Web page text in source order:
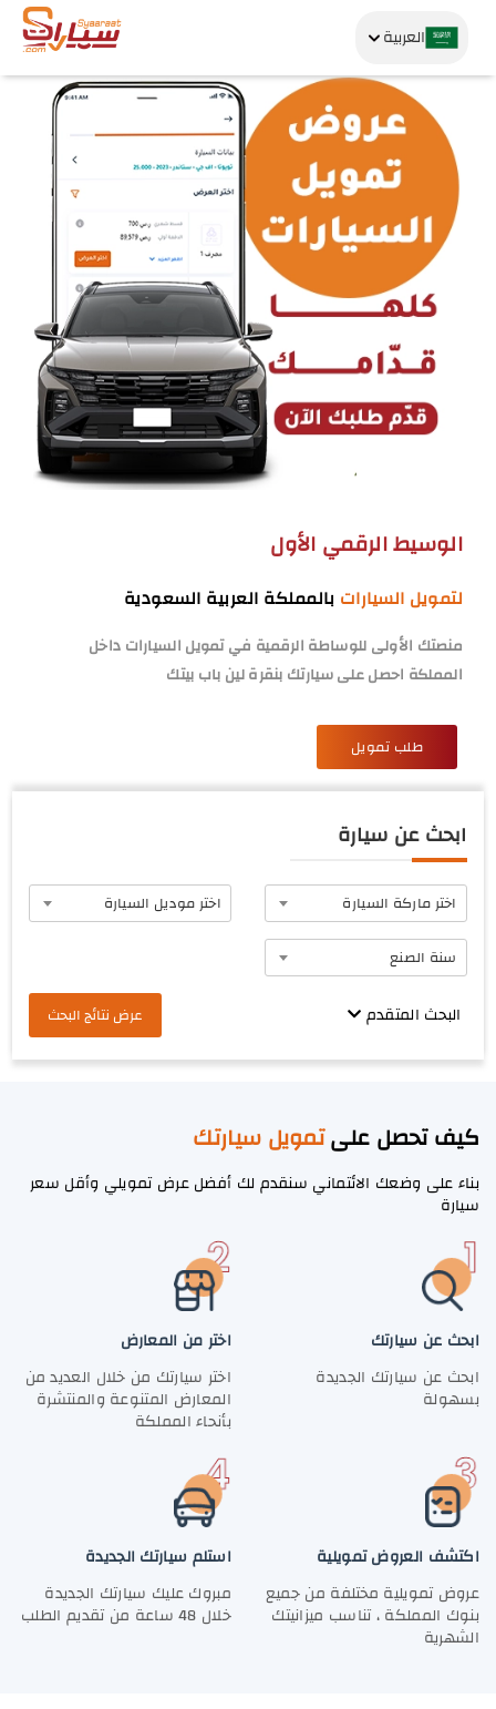
العربية
الوسيط الرقمي الأول
لتمويل السيارات بالمملكة العربية السعودية
منصتك الأولى للوساطة الرقمية في تمويل السيارات داخل
المملكة احصل على سيارتك بنقرة لين باب بيتك
طلب تمويل
ابحث عن سيارة
اختر ماركة السيارة اختر موديل السيارة
سنة الصنع
البحث المتقدم عرض نتائج البحث
كيف تحصل علىتمويل سيارتك
بناء على وضعك الائتماني سنقدم لك أفضل عرض تمويلي وأقل سعر
سيارة
ابحث عن سيارتك
ابحث عن سيارتك الجديدة
بسهولة
اختر من المعارض
اختر سيارتك من خلال العديد من
المعارض المتنوعة والمنتشرة
بأنحاء المملكة
اكتشف العروض تمويلية
عروض تمويلية مختلفة من جميع
بنوك المملكة ، تناسب ميزانيتك
الشهرية
استلم سيارتك الجديدة
مبروك عليك سيارتك الجديدة
خلال 48 ساعة من تقديم الطلب